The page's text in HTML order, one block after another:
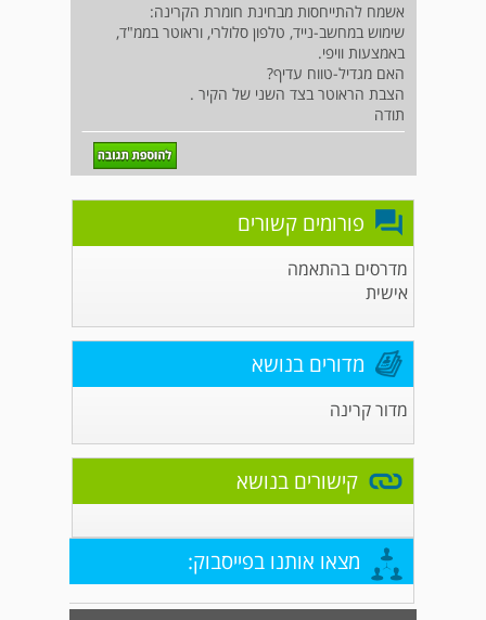
אשמח להתייחסות מבחינת חומרת הקרינה:
שימוש במחשב-נייד, טלפון סלולרי, וראוטר בממ"ד,
באמצעות וויפי.
האם מגדיל-טווח עדיף?
הצבת הראוטר בצד השני של הקיר .
תודה
פורומים קשורים
מדרסים בהתאמה
אישית
מדורים בנושא
מדור קרינה
קישורים בנושא
מצאו אותנו בפייסבוק: